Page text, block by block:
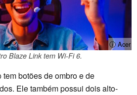
ⓘ Acer
Blaze Link tem Wi-Fi 6.
botões de ombro e de
Ele também possui dois alto-